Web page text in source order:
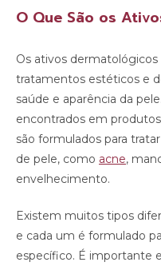
O Que São os
Os ativos
tratamentos estéticos e
saúde e aparência da
encontrados em
são formulados para
de pele, como acne,
envelhecimento.
Existem muitos tipos
e cada um é formulado
específico. É importante